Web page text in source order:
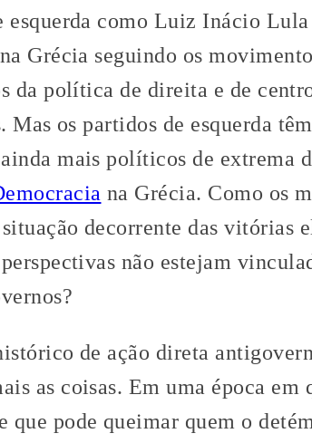
esquerda como Luiz Inácio
na Grécia seguindo os
da política de direita e de
os partidos de esquerda
ainda mais políticos de extrema
na Grécia. Como os
decorrente das vitórias
não estejam
de ação direta
as coisas. Em uma época em
que pode queimar quem o